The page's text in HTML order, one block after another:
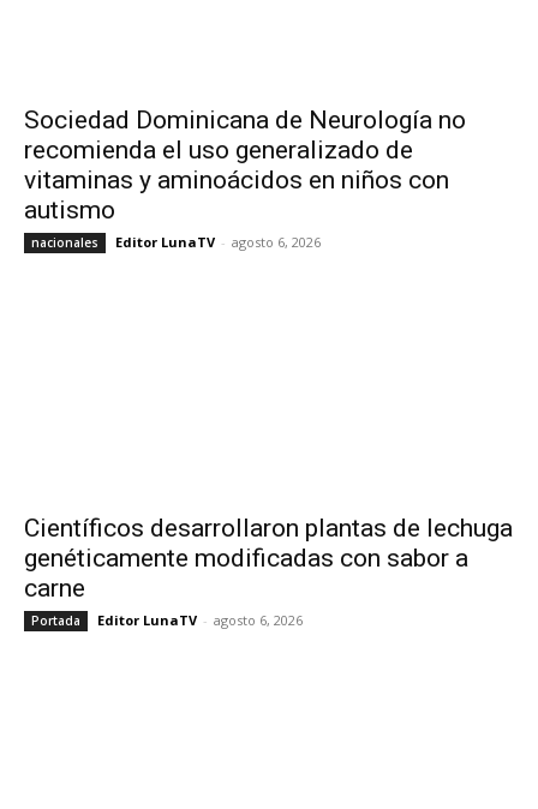
Sociedad Dominicana de Neurología no
recomienda el uso generalizado de
vitaminas y aminoácidos en niños con
autismo
nacionales Editor LunaTV - agosto 6, 2026
Científicos desarrollaron plantas de lechuga
genéticamente modificadas con sabor a
carne
Portada Editor LunaTV - agosto 6, 2026